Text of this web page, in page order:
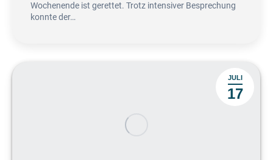
Wochenende ist gerettet. Trotz intensiver Besprechung
konnte der…
JULI
17